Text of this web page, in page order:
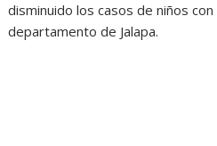
disminuido los casos de niños
departamento de Jalapa.